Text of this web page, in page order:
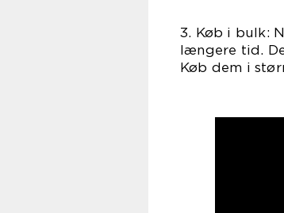
3. Køb i bulk:
længere tid.
Køb dem i